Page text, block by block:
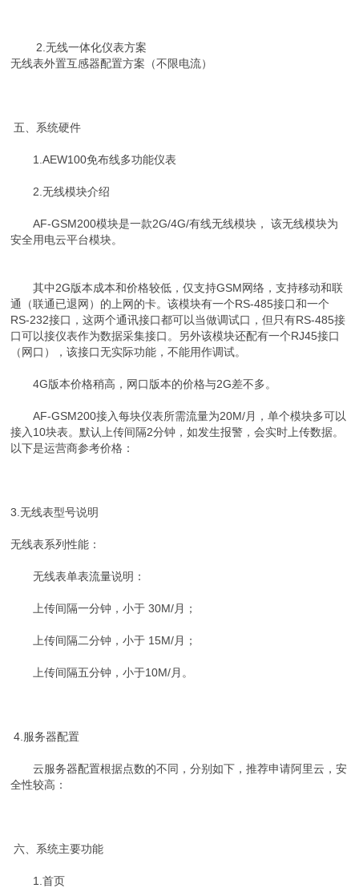
2.无线一体化仪表方案
无线表外置互感器配置方案（不限电流）
五、系统硬件
1.AEW100免布线多功能仪表
2.无线模块介绍
AF-GSM200模块是一款2G/4G/有线无线模块， 该无线模块为
安全用电云平台模块。
其中2G版本成本和价格较低，仅支持GSM网络，支持移动和联
通（联通已退网）的上网的卡。该模块有一个RS-485接口和一个
RS-232接口，这两个通讯接口都可以当做调试口，但只有RS-485接
口可以接仪表作为数据采集接口。另外该模块还配有一个RJ45接口
（网口），该接口无实际功能，不能用作调试。
4G版本价格稍高，网口版本的价格与2G差不多。
AF-GSM200接入每块仪表所需流量为20M/月，单个模块多可以
接入10块表。默认上传间隔2分钟，如发生报警，会实时上传数据。
以下是运营商参考价格：
3.无线表型号说明
无线表系列性能：
无线表单表流量说明：
上传间隔一分钟，小于 30M/月；
上传间隔二分钟，小于 15M/月；
上传间隔五分钟，小于10M/月。
4.服务器配置
云服务器配置根据点数的不同，分别如下，推荐申请阿里云，安
全性较高：
六、系统主要功能
1.首页